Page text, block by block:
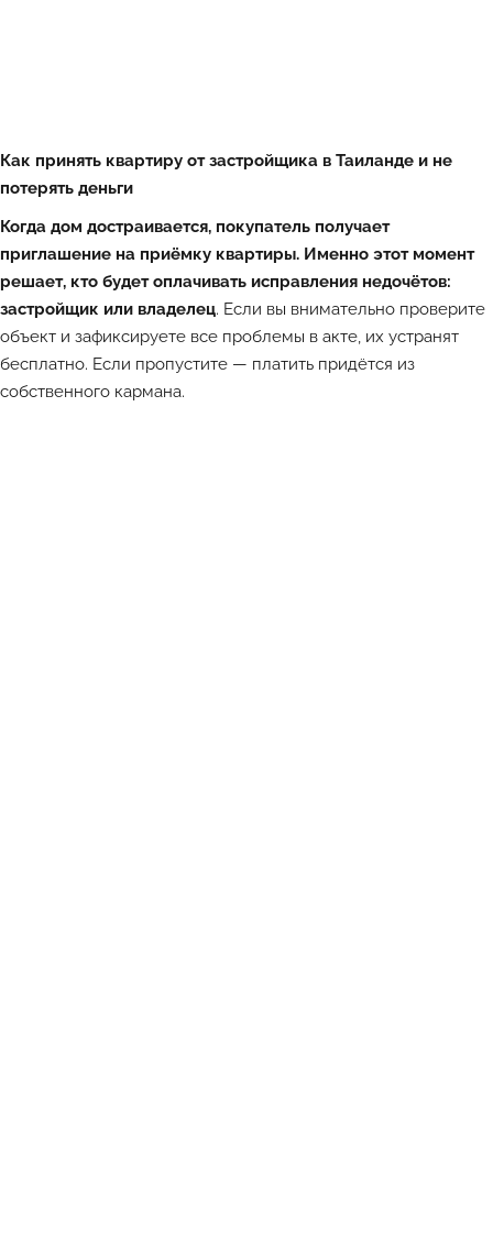
Как принять квартиру от застройщика в Таиланде и не
потерять деньги
Когда дом достраивается, покупатель получает
приглашение на приёмку квартиры. Именно этот момент
решает, кто будет оплачивать исправления недочётов:
застройщик или владелец. Если вы внимательно проверите
объект и зафиксируете все проблемы в акте, их устранят
бесплатно. Если пропустите — платить придётся из
собственного кармана.